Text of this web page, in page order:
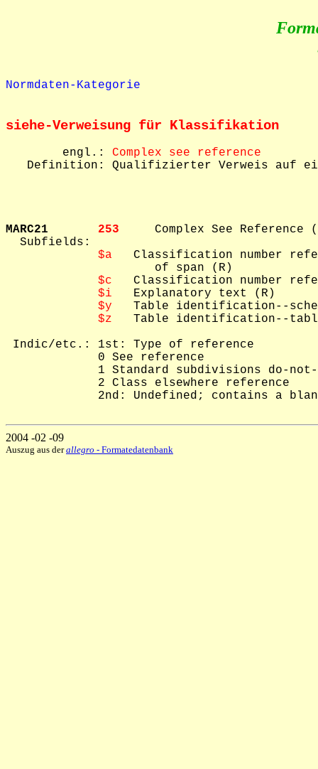
Normdaten-Kategorie
siehe-Verweisung für Klassifikation
        engl.:
Complex see reference
Definition: Qualifizierter Verweis auf
MARC21 253 Complex See Reference
  Subfields:
$a
Classification number
                     of span (R)
$c
Classification number
$i
   Explanatory text (R)
$y
Table identification--
$z
Table identification--
Indic/etc.: 1st: Type of reference
             0 See reference
1 Standard subdivisions do-
             2 Class elsewhere reference
2nd: Undefined; contains a
2004 -02 -09
Auszug aus derallegro - Formatedatenbank